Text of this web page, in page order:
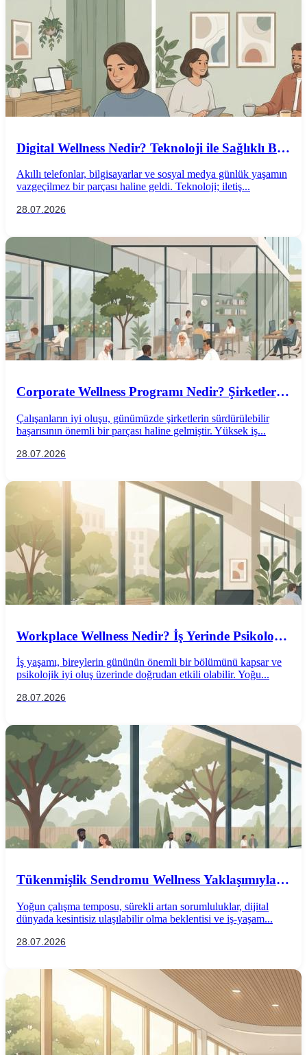
Digital Wellness Nedir? Teknoloji ile Sağlıklı Bir
Akıllı telefonlar, bilgisayarlar ve sosyal medya günlük yaşamın
vazgeçilmez bir parçası haline geldi. Teknoloji; iletiş...
28.07.2026
Corporate Wellness Programı Nedir? Şirketler
Çalışanların iyi oluşu, günümüzde şirketlerin sürdürülebilir
başarısının önemli bir parçası haline gelmiştir. Yüksek iş...
28.07.2026
Workplace Wellness Nedir? İş Yerinde Psikolojik
İş yaşamı, bireylerin gününün önemli bir bölümünü kapsar ve
psikolojik iyi oluş üzerinde doğrudan etkili olabilir. Yoğu...
28.07.2026
Tükenmişlik Sendromu Wellness Yaklaşımıyla
Yoğun çalışma temposu, sürekli artan sorumluluklar, dijital
dünyada kesintisiz ulaşılabilir olma beklentisi ve iş-yaşam...
28.07.2026